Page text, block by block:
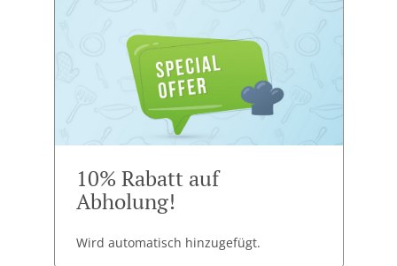
10% Rabatt auf
Abholung!
Wird automatisch hinzugefügt.